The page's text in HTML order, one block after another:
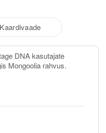
Kaardivaade
DNA kasutajate
Mongoolia rahvus.